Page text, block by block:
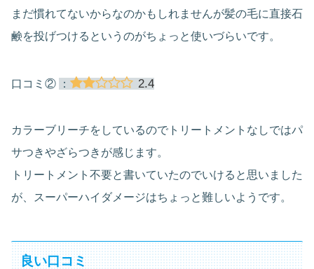
まだ慣れてないからなのかもしれませんが髪の毛に直接石
鹸を投げつけるというのがちょっと使いづらいです。
口コミ② ： 2.4
カラーブリーチをしているのでトリートメントなしではパ
サつきやざらつきが感じます。
トリートメント不要と書いていたのでいけると思いました
が、スーパーハイダメージはちょっと難しいようです。
良い口コミ